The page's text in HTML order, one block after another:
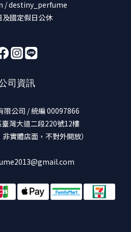
/ destiny_perfume
及國定假日公休
司資訊
限公司 / 統編 00097866
灣大道二段220號12樓
非實體店面，不對外開放）